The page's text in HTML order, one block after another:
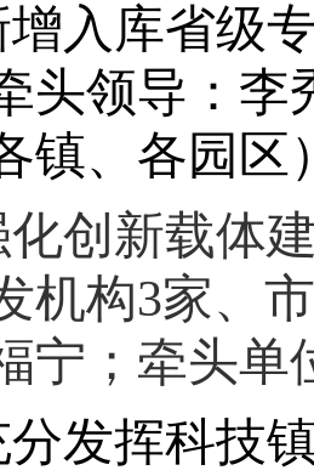
增入库省级
头领导：李
镇、各园区
化创新载体
机构3家、
宁 ； 牵头单
分发挥科技